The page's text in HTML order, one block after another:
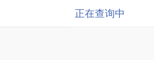
正在查询中